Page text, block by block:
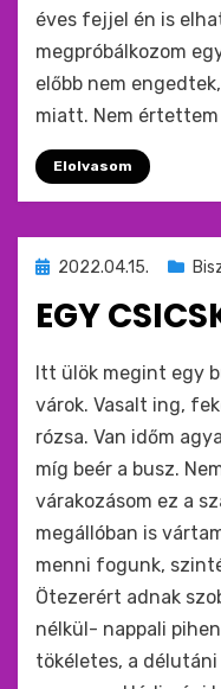
éves fejjel én is
megpróbálkozom
előbb nem
miatt. Nem
Elolvasom
Beküldve
2022.04.15.
EGY
bymonkey
Itt ülök megint egy
várok. Vasalt ing,
rózsa. Van időm
míg beér a busz.
várakozásom ez a
megállóban is
menni fogunk,
Ötezerért adnak
nélkül- nappali
tökéletes, a